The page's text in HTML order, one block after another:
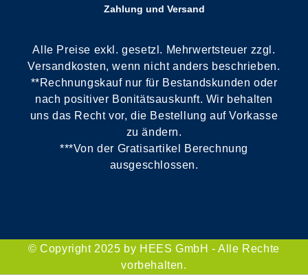
Zahlung und Versand
Alle Preise exkl. gesetzl. Mehrwertsteuer zzgl.
Versandkosten, wenn nicht anders beschrieben.
**Rechnungskauf nur für Bestandskunden oder
nach positiver Bonitätsauskunft. Wir behalten
uns das Recht vor, die Bestellung auf Vorkasse
zu ändern.
***Von der Gratisartikel Berechnung
ausgeschlossen.
© Copyright 2025 by HEES GmbH - Alle Rechte
vorbehalten.